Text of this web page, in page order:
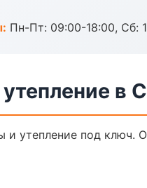
Пн-Пт: 09:00-18:00, Сб:
в
и утепление под ключ.